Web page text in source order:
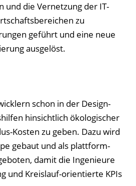
und die Vernetzung der IT-
zu
geführt und eine neue
ausgelöst.
schon in der Design-
hinsichtlich ökologischer
Kosten zu geben. Dazu wird
gebaut und als plattform-
damit die Ingenieure
und Kreislauf-orientierte KPIs